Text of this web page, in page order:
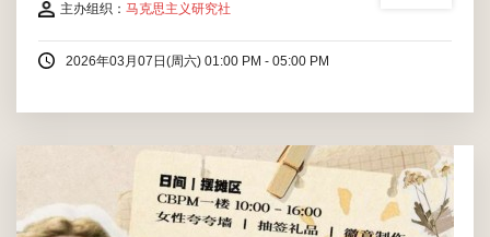
主办组织： 马克思主义研究社
2026年03月07日(周六) 01:00 PM - 05:00 PM
「Women·我们」是Link-Sis媖联社为庆祝三月八日国际妇女节精
心策划的专题活动，分为白天摆摊与夜间电影放映两大板块，向校